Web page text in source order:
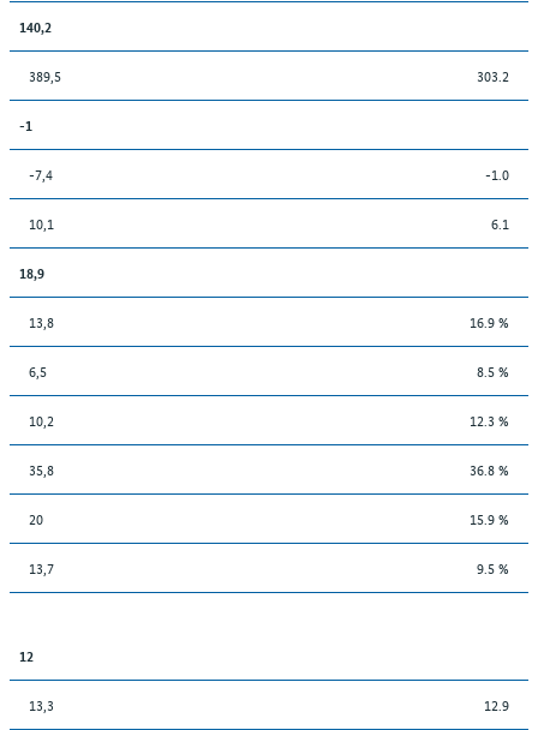
140,2
389,5 303.2
-1
-7,4 -1.0
10,1 6.1
18,9
13,8 16.9 %
6,5 8.5 %
10,2 12.3 %
35,8 36.8 %
20 15.9 %
13,7 9.5 %
12
13,3 12.9